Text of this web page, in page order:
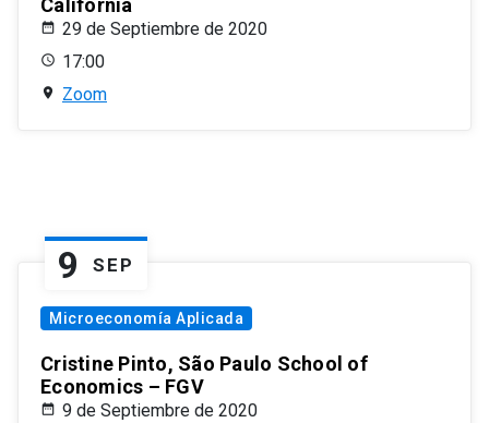
California
29 de Septiembre de 2020
17:00
Zoom
9 SEP
Microeconomía Aplicada
Cristine Pinto, São Paulo School of
Economics – FGV
9 de Septiembre de 2020